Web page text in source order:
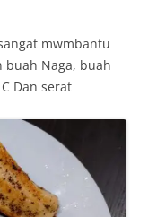
mwmbantu
buah Naga, buah
Dan serat